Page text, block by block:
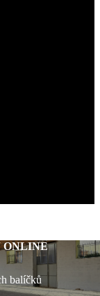
ONLINE
balíčků